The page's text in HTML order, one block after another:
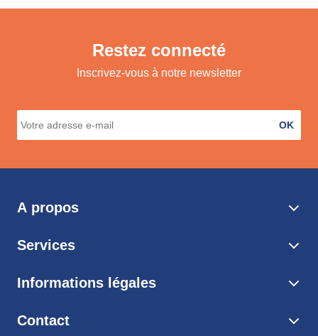
Restez connecté
Inscrivez-vous à notre newsletter
OK
A propos
Services
Informations légales
Contact